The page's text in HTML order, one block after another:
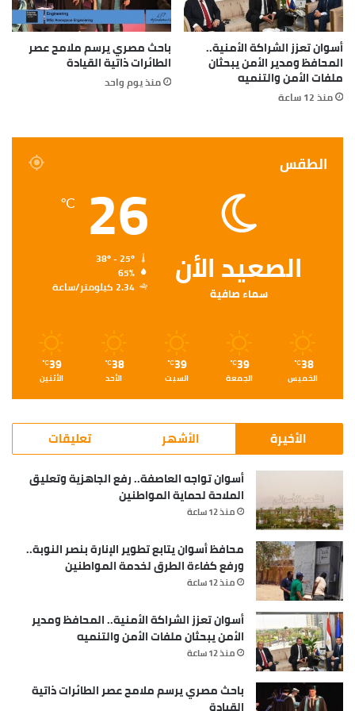
أسوان تعزز الشراكة الأمنية..
المحافظ ومدير الأمن يبحثان
ملفات الأمن والتنميه
منذ 12 ساعة
باحث مصري يرسم ملامح عصر
الطائرات ذاتية القيادة
منذ يوم واحد
الطقس
الصعيد الأن
سماء صافية
26
℃
65%
2.34 كيلومتر/ساعة
38
℃
الخميس
39
℃
الجمعة
39
℃
السبت
38
℃
الأحد
39
℃
الأثنين
الأخيرة الأشهر تعليقات
أسوان تواجه العاصفة.. رفع الجاهزية وتعليق
الملاحة لحماية المواطنين
منذ 12 ساعة
محافظ أسوان يتابع تطوير الإنارة بنصر النوبة..
ورفع كفاءة الطرق لخدمة المواطنين
منذ 12 ساعة
أسوان تعزز الشراكة الأمنية.. المحافظ ومدير
الأمن يبحثان ملفات الأمن والتنميه
منذ 12 ساعة
باحث مصري يرسم ملامح عصر الطائرات ذاتية